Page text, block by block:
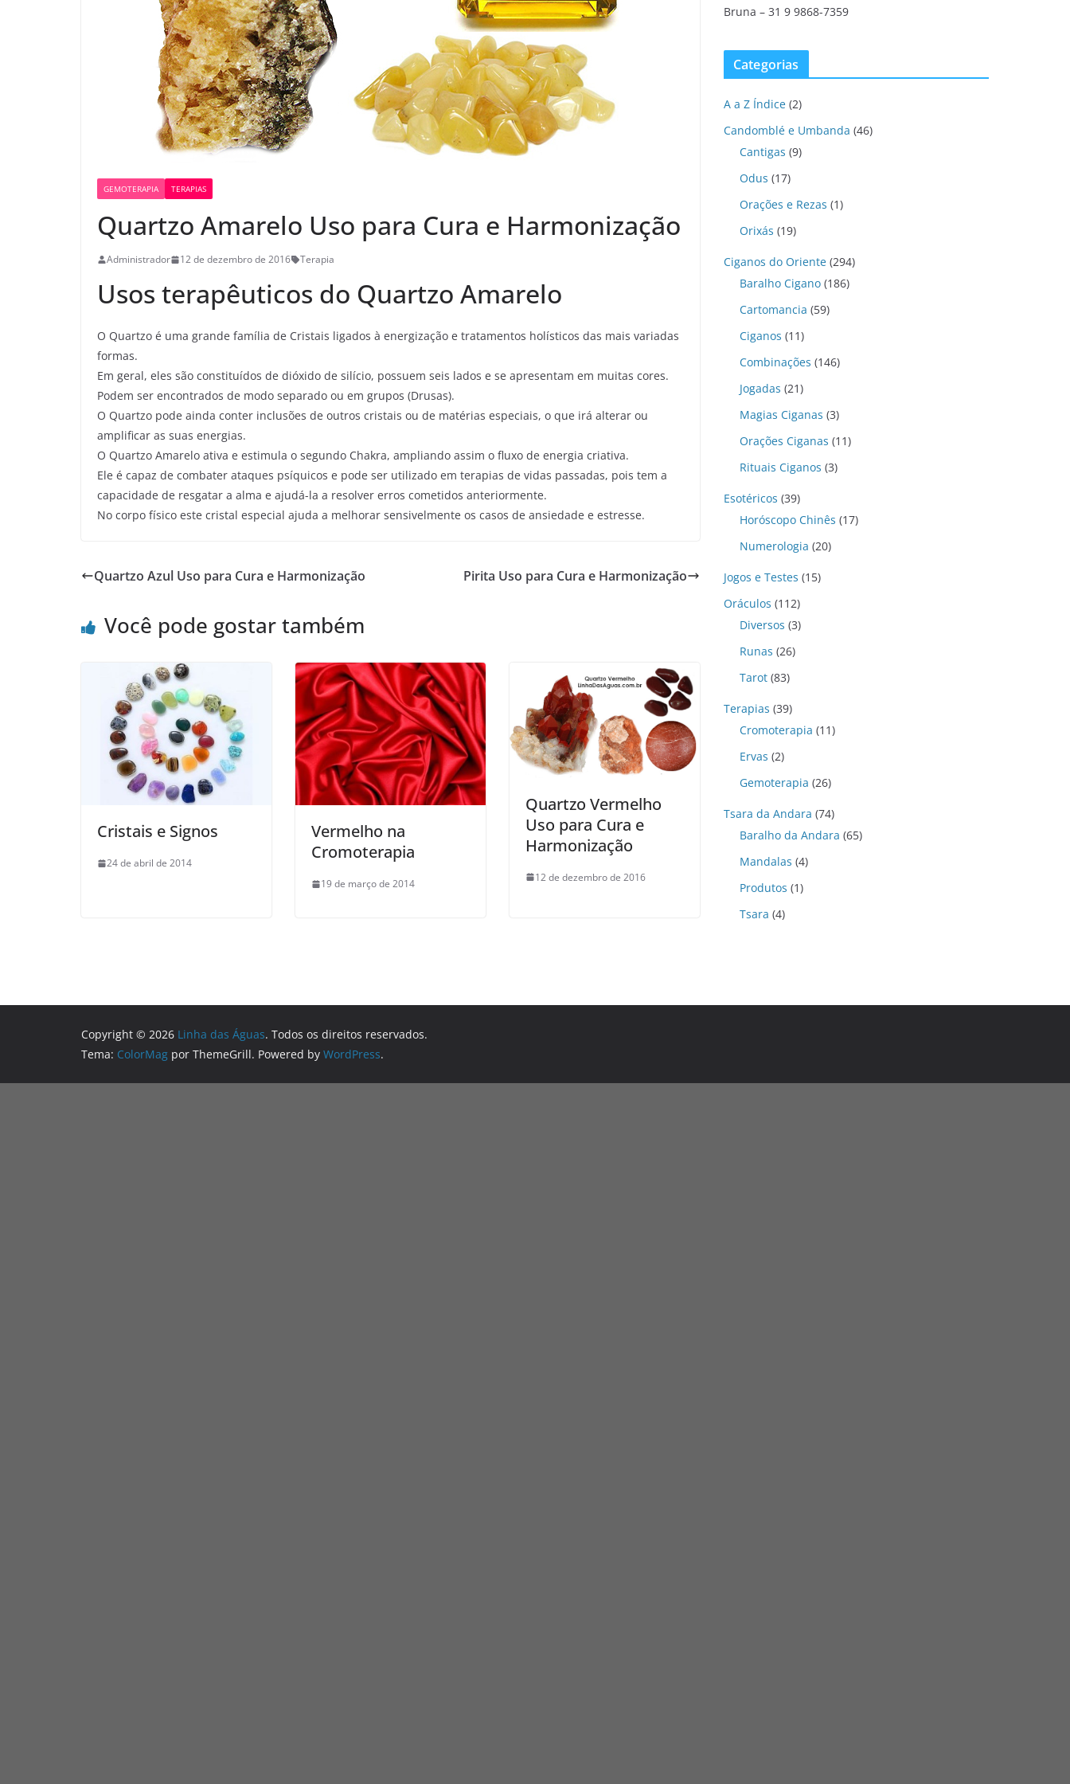
GEMOTERAPIA TERAPIAS
Quartzo Amarelo Uso para Cura e Harmonização
Administrador 12 de dezembro de 2016 Terapia
Usos terapêuticos do Quartzo Amarelo
O Quartzo é uma grande família de Cristais ligados à energização e tratamentos holísticos das mais variadas
formas.
Em geral, eles são constituídos de dióxido de silício, possuem seis lados e se apresentam em muitas cores.
Podem ser encontrados de modo separado ou em grupos (Drusas).
O Quartzo pode ainda conter inclusões de outros cristais ou de matérias especiais, o que irá alterar ou
amplificar as suas energias.
O Quartzo Amarelo ativa e estimula o segundo Chakra, ampliando assim o fluxo de energia criativa.
Ele é capaz de combater ataques psíquicos e pode ser utilizado em terapias de vidas passadas, pois tem a
capacidade de resgatar a alma e ajudá-la a resolver erros cometidos anteriormente.
No corpo físico este cristal especial ajuda a melhorar sensivelmente os casos de ansiedade e estresse.
Quartzo Azul Uso para Cura e Harmonização Pirita Uso para Cura e Harmonização
Você pode gostar também
Cristais e Signos
24 de abril de 2014
Vermelho na
Cromoterapia
19 de março de 2014
Quartzo Vermelho
Uso para Cura e
Harmonização
12 de dezembro de 2016
Bruna – 31 9 9868-7359
Categorias
A a Z Índice (2)
Candomblé e Umbanda (46)
Cantigas (9)
Odus (17)
Orações e Rezas (1)
Orixás (19)
Ciganos do Oriente (294)
Baralho Cigano (186)
Cartomancia (59)
Ciganos (11)
Combinações (146)
Jogadas (21)
Magias Ciganas (3)
Orações Ciganas (11)
Rituais Ciganos (3)
Esotéricos (39)
Horóscopo Chinês (17)
Numerologia (20)
Jogos e Testes (15)
Oráculos (112)
Diversos (3)
Runas (26)
Tarot (83)
Terapias (39)
Cromoterapia (11)
Ervas (2)
Gemoterapia (26)
Tsara da Andara (74)
Baralho da Andara (65)
Mandalas (4)
Produtos (1)
Tsara (4)
Copyright © 2026 Linha das Águas. Todos os direitos reservados.
Tema: ColorMag por ThemeGrill. Powered by WordPress.